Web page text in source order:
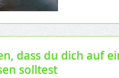
dass du dich auf
solltest